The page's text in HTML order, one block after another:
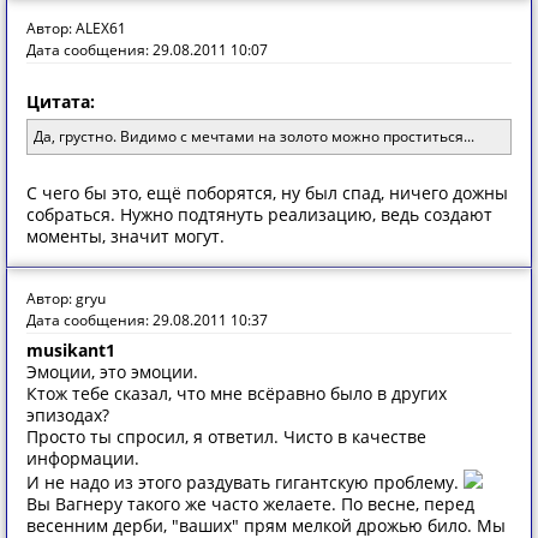
Автор: ALEX61
Дата сообщения: 29.08.2011 10:07
Цитата:
Да, грустно. Видимо с мечтами на золото можно проститься...
С чего бы это, ещё поборятся, ну был спад, ничего дожны
собраться. Нужно подтянуть реализацию, ведь создают
моменты, значит могут.
Автор: gryu
Дата сообщения: 29.08.2011 10:37
musikant1
Эмоции, это эмоции.
Ктож тебе сказал, что мне всёравно было в других
эпизодах?
Просто ты спросил, я ответил. Чисто в качестве
информации.
И не надо из этого раздувать гигантскую проблему.
Вы Вагнеру такого же часто желаете. По весне, перед
весенним дерби, "ваших" прям мелкой дрожью било. Мы